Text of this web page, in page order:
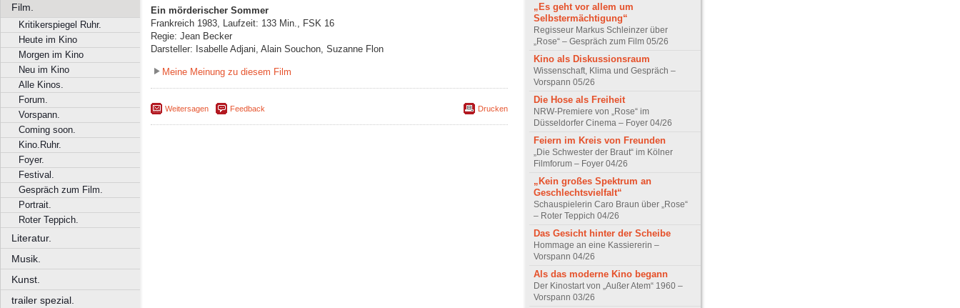
Film.
Kritikerspiegel Ruhr.
Heute im Kino
Morgen im Kino
Neu im Kino
Alle Kinos.
Forum.
Vorspann.
Coming soon.
Kino.Ruhr.
Foyer.
Festival.
Gespräch zum Film.
Portrait.
Roter Teppich.
Literatur.
Musik.
Kunst.
trailer spezial.
Ein mörderischer Sommer
Frankreich 1983, Laufzeit: 133 Min., FSK 16
Regie: Jean Becker
Darsteller: Isabelle Adjani, Alain Souchon, Suzanne Flon
Meine Meinung zu diesem Film
Weitersagen Feedback Drucken
„Es geht vor allem um
Selbstermächtigung“
Regisseur Markus Schleinzer über
„Rose“ – Gespräch zum Film 05/26
Kino als Diskussionsraum
Wissenschaft, Klima und Gespräch –
Vorspann 05/26
Die Hose als Freiheit
NRW-Premiere von „Rose“ im
Düsseldorfer Cinema – Foyer 04/26
Feiern im Kreis von Freunden
„Die Schwester der Braut“ im Kölner
Filmforum – Foyer 04/26
„Kein großes Spektrum an
Geschlechtsvielfalt“
Schauspielerin Caro Braun über „Rose“
– Roter Teppich 04/26
Das Gesicht hinter der Scheibe
Hommage an eine Kassiererin –
Vorspann 04/26
Als das moderne Kino begann
Der Kinostart von „Außer Atem“ 1960 –
Vorspann 03/26